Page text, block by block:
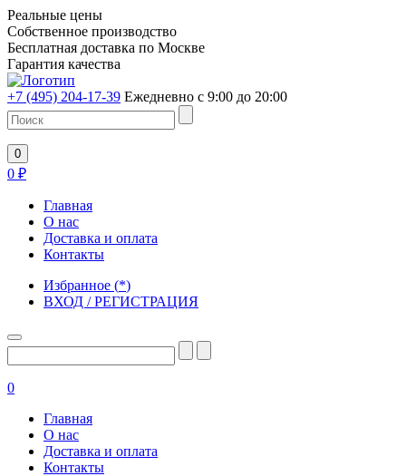
Реальные цены
Собственное производство
Бесплатная доставка по Москве
Гарантия качества
+7 (495) 204-17-39 Ежедневно с 9:00 до 20:00
0
0 ₽
Главная
О нас
Доставка и оплата
Контакты
Избранное (*)
ВХОД / РЕГИСТРАЦИЯ
0
Главная
О нас
Доставка и оплата
Контакты